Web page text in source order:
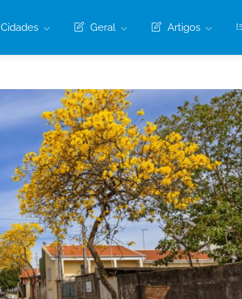
Cidades Geral Artigos